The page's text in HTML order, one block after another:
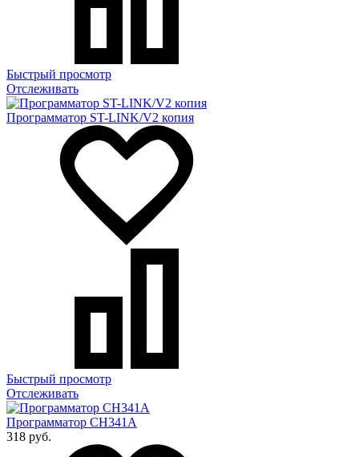
Быстрый просмотр
Отслеживать
Программатор ST-LINK/V2 копия
Быстрый просмотр
Отслеживать
Программатор CH341A
318 руб.